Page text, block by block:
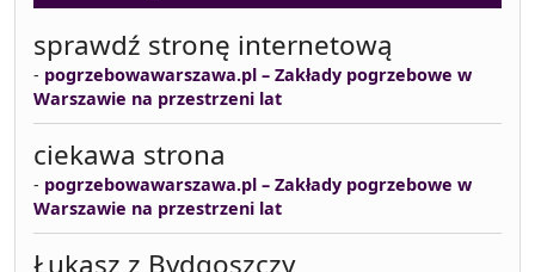
sprawdź stronę internetową
- pogrzebowawarszawa.pl – Zakłady pogrzebowe w
Warszawie na przestrzeni lat
ciekawa strona
- pogrzebowawarszawa.pl – Zakłady pogrzebowe w
Warszawie na przestrzeni lat
Łukasz z Bydgoszczy